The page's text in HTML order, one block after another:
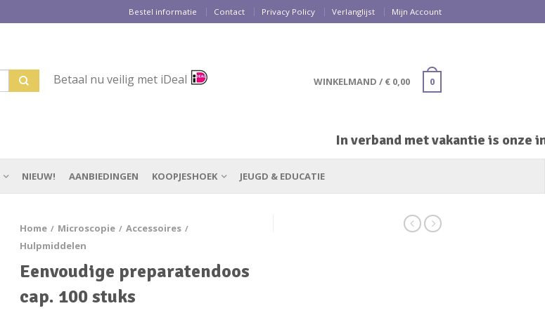
Bestel informatie Contact Privacy Policy Verlanglijst Mijn Account
Betaal nu veilig met iDeal WINKELMAND / € 0,00 0
In verband met vakantie is onze
NIEUW! AANBIEDINGEN KOOPJESHOEK JEUGD & EDUCATIE
Home / Microscopie / Accessoires /
Hulpmiddelen
Eenvoudige preparatendoos
cap. 100 stuks